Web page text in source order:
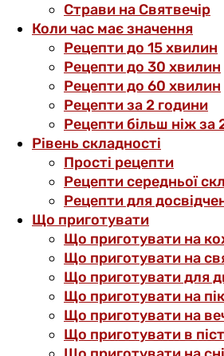
Страви на Святвечір
Коли час має значення
Рецепти до 15 хвилин
Рецепти до 30 хвилин
Рецепти до 60 хвилин
Рецепти за 2 години
Рецепти більш ніж за
Рівень складності
Прості рецепти
Рецепти середньої
Рецепти для
Що приготувати
Що приготувати на
Що приготувати на
Що приготувати для
Що приготувати на
Що приготувати на
Що приготувати в піст